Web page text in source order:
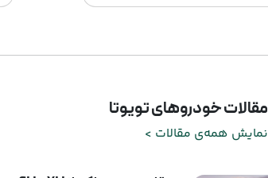
مقالات خودروهای تویوتا
نمایش همه‌ی مقالات >